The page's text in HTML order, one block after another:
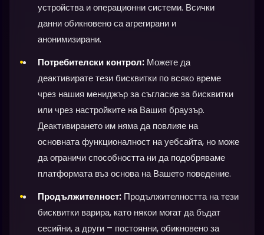
устройства и операционни системи. Всички
данни обикновено са агрегирани и
анонимизирани.
Потребителски контрол: Можете да
деактивирате тези бисквитки по всяко време
чрез нашия мениджър за съгласие за бисквитки
или чрез настройките на Вашия браузър.
Деактивирането им няма да повлияе на
основната функционалност на уебсайта, но може
да ограничи способността ни да подобряваме
платформата въз основа на Вашето поведение.
Продължителност: Продължителността на тези
бисквитки варира, като някои могат да бъдат
сесийни, а други – постоянни, обикновено за